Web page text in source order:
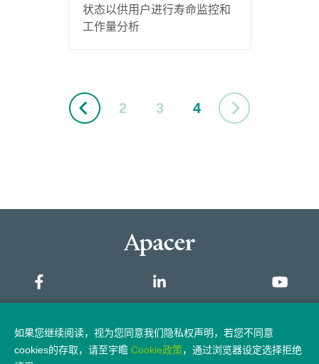
状态以供用户进行寿命监控和
工作量分析
2 3 4
网站地图
如果您继续阅读，视为您同意我们隐私权声明，若您不同意
cookies的存取，请至宇瞻 Cookie政策，通过浏览器设定选择拒绝